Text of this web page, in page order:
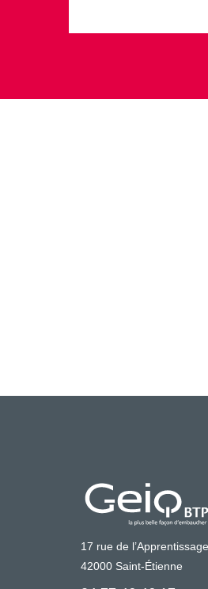
17 rue de
42000 Saint-Étienne